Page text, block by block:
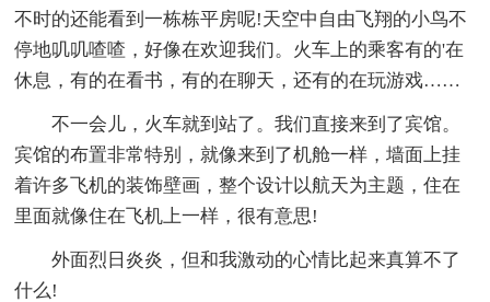
不时的还能看到一栋栋平房呢!天空中自由飞翔的小鸟不
停地叽叽喳喳，好像在欢迎我们。火车上的乘客有的'在
休息，有的在看书，有的在聊天，还有的在玩游戏……
不一会儿，火车就到站了。我们直接来到了宾馆。
宾馆的布置非常特别，就像来到了机舱一样，墙面上挂
着许多飞机的装饰壁画，整个设计以航天为主题，住在
里面就像住在飞机上一样，很有意思!
外面烈日炎炎，但和我激动的心情比起来真算不了
什么!